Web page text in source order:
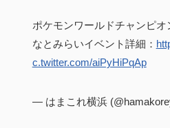
ポケモンワールドチャンピ
なとみらいイベント詳細：
c.twitter.com/aiPyHiPqAp
— はまこれ横浜